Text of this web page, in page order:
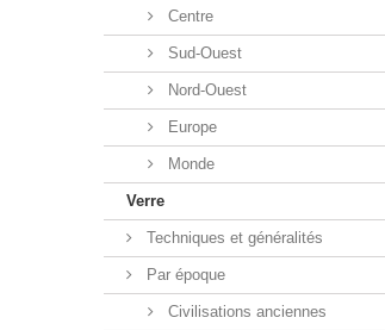
Centre
Sud-Ouest
Nord-Ouest
Europe
Monde
Verre
Techniques et généralités
Par époque
Civilisations anciennes